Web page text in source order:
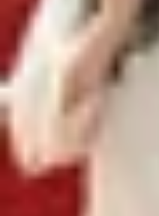
Xem nhanh
iPhone Fold: